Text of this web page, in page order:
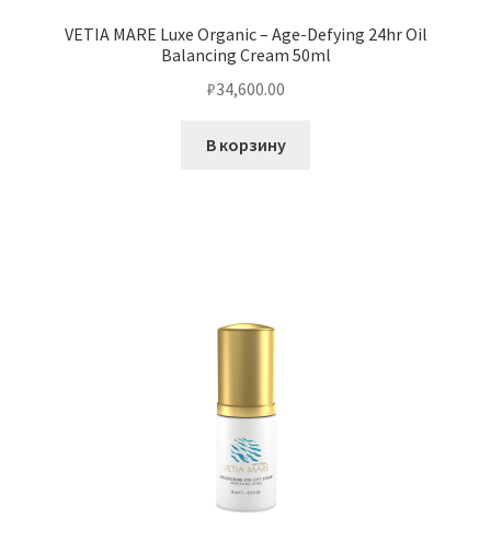
VETIA MARE Luxe Organic – Age-Defying 24hr Oil
Balancing Cream 50ml
₽34,600.00
В корзину